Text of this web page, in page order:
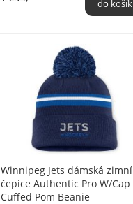
Winnipeg Jets dámská zimní
čepice Authentic Pro W/Cap
Cuffed Pom Beanie